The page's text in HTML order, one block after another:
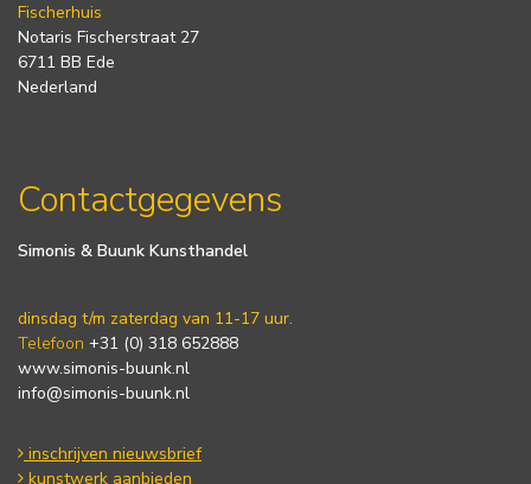
Fischerhuis
Notaris Fischerstraat 27
6711 BB Ede
Nederland
Contactgegevens
Simonis & Buunk Kunsthandel
dinsdag t/m zaterdag van 11-17 uur.
Telefoon +31 (0) 318 652888
www.simonis-buunk.nl
info@simonis-buunk.nl
inschrijven nieuwsbrief
kunstwerk aanbieden